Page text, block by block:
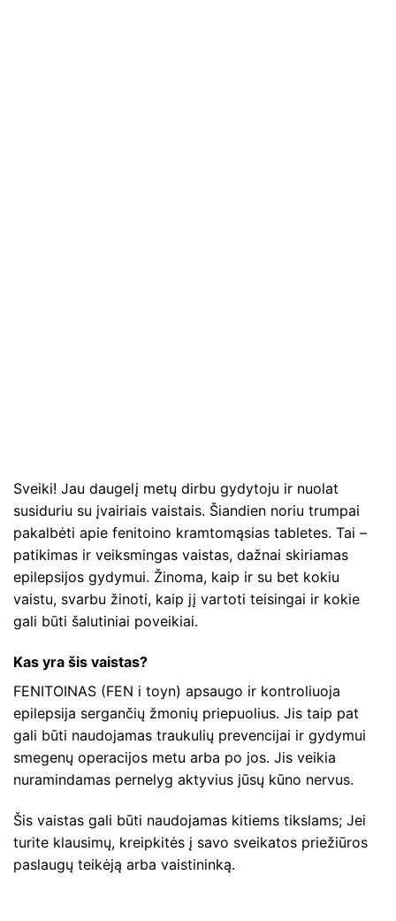
Sveiki! Jau daugelį metų dirbu gydytoju ir nuolat
susiduriu su įvairiais vaistais. Šiandien noriu trumpai
pakalbėti apie fenitoino kramtomąsias tabletes. Tai –
patikimas ir veiksmingas vaistas, dažnai skiriamas
epilepsijos gydymui. Žinoma, kaip ir su bet kokiu
vaistu, svarbu žinoti, kaip jį vartoti teisingai ir kokie
gali būti šalutiniai poveikiai.
Kas yra šis vaistas?
FENITOINAS (FEN i toyn) apsaugo ir kontroliuoja
epilepsija sergančių žmonių priepuolius. Jis taip pat
gali būti naudojamas traukulių prevencijai ir gydymui
smegenų operacijos metu arba po jos. Jis veikia
nuramindamas pernelyg aktyvius jūsų kūno nervus.
Šis vaistas gali būti naudojamas kitiems tikslams; Jei
turite klausimų, kreipkitės į savo sveikatos priežiūros
paslaugų teikėją arba vaistininką.